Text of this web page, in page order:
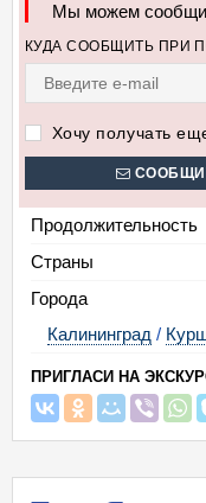
Мы можем
КУДА СООБЩИТЬ ПРИ
Хочу получать
Продолжительность
Страны
Города
Калининград /
ПРИГЛАСИ НА